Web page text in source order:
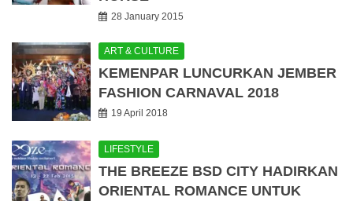
28 January 2015
ART & CULTURE
KEMENPAR LUNCURKAN JEMBER
FASHION CARNAVAL 2018
19 April 2018
LIFESTYLE
THE BREEZE BSD CITY HADIRKAN
ORIENTAL ROMANCE UNTUK